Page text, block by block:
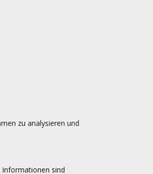
zu analysieren und
sind